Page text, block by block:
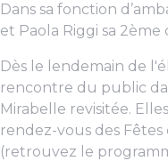
Dans sa fonction
et Paola Riggi sa 2ème
Dès le lendemain de
rencontre du public
Mirabelle revisitée.
rendez-vous des
(retrouvez le